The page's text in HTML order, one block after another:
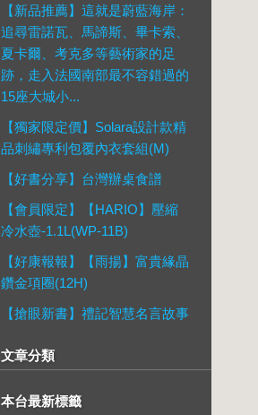
【新品推薦】這就是蔚藍海岸：
追尋雷諾瓦、馬諦斯、畢卡索、
夏卡爾、考克多等藝術家的足
跡，走入法國南部最不容錯過的
15座大城小...
【獨家限定價】Solara設計款精
品刺繡專利包覆內衣套組(M)
【好書分享】台灣辦桌食譜
【會員限定】【HARIO】壓縮
冷水壺-1.1L(WP-11B)
【好康報報】【雨揚】富貴緣晶
鑽金項圈(12H)
【搶眼新書】禮記智慧名言故事
文章分類
本台最新標籤